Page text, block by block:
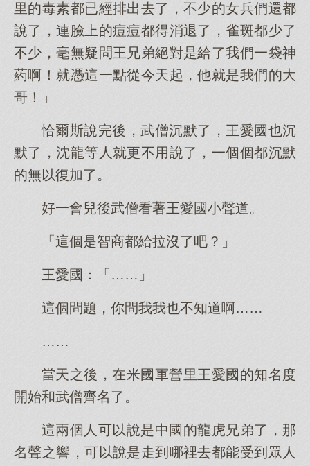
里的毒素都已經排出去了，不少的女兵們還都
說了，連臉上的痘痘都得消退了，雀斑都少了
不少，毫無疑問王兄弟絕對是給了我們一袋神
葯啊！就憑這一點從今天起，他就是我們的大
哥！」
恰爾斯說完後，武僧沉默了，王愛國也沉
默了，沈龍等人就更不用說了，一個個都沉默
的無以復加了。
好一會兒後武僧看著王愛國小聲道。
「這個是智商都給拉沒了吧？」
王愛國：「……」
這個問題，你問我我也不知道啊……
……
當天之後，在米國軍營里王愛國的知名度
開始和武僧齊名了。
這兩個人可以說是中國的龍虎兄弟了，那
名聲之響，可以說是走到哪裡去都能受到眾人